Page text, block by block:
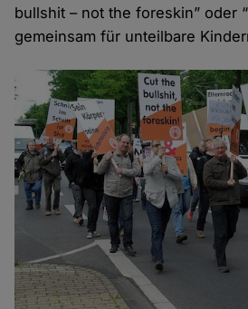
bullshit – not the foreskin” oder
gemeinsam für unteilbare